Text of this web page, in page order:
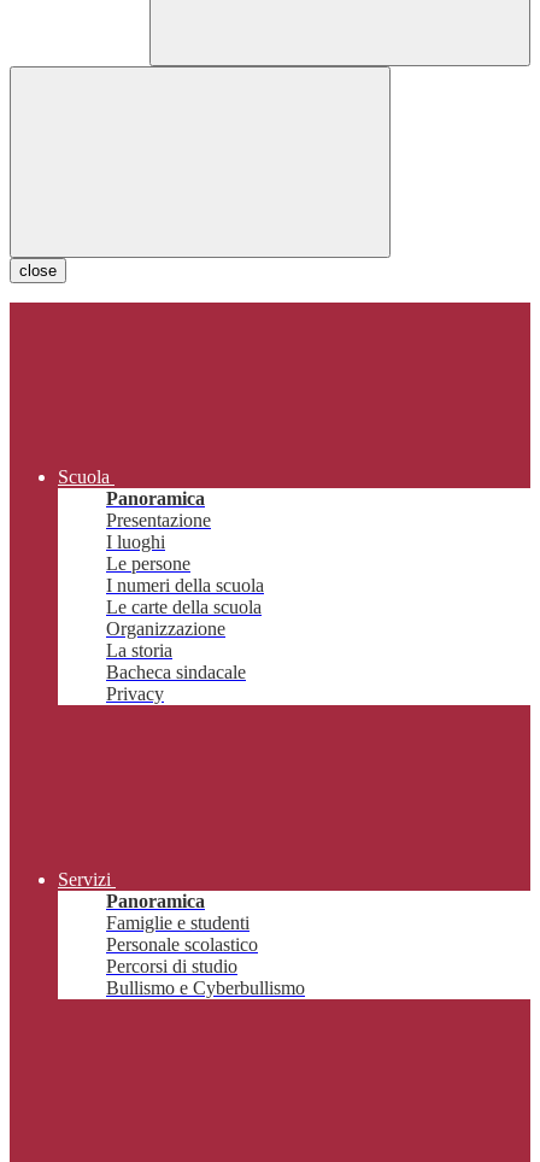
close
Scuola
Panoramica
Presentazione
I luoghi
Le persone
I numeri della scuola
Le carte della scuola
Organizzazione
La storia
Bacheca sindacale
Privacy
Servizi
Panoramica
Famiglie e studenti
Personale scolastico
Percorsi di studio
Bullismo e Cyberbullismo